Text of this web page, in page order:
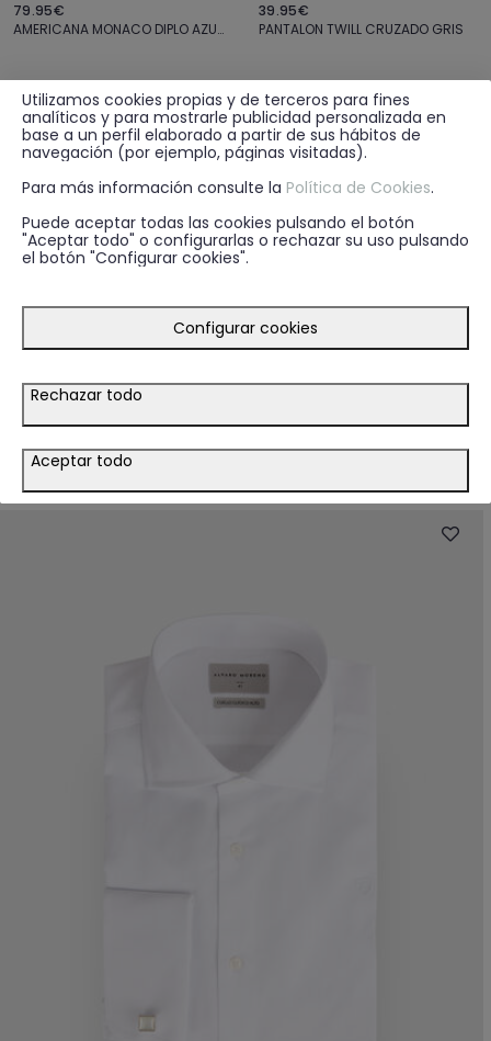
79.95€
AMERICANA MONACO DIPLO AZUL MARINO
39.95€
PANTALON TWILL CRUZADO GRIS
39.95€
+ 1
PANTALON CLASSIC TWILL AZUL MARINO
29.95€
CAMISA POPELIN KDT BLANCO
Utilizamos cookies propias y de terceros para fines
analíticos y para mostrarle publicidad personalizada en
base a un perfil elaborado a partir de sus hábitos de
navegación (por ejemplo, páginas visitadas).
Para más información consulte la Política de Cookies.
Puede aceptar todas las cookies pulsando el botón
"Aceptar todo" o configurarlas o rechazar su uso pulsando
el botón "Configurar cookies".
Configurar cookies
Rechazar todo
Aceptar todo